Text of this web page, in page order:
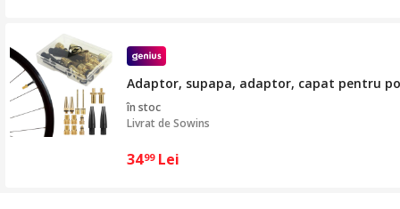
Adaptor, supapa, adaptor, capat pentru
în stoc
Livrat deSowins
3499 Lei